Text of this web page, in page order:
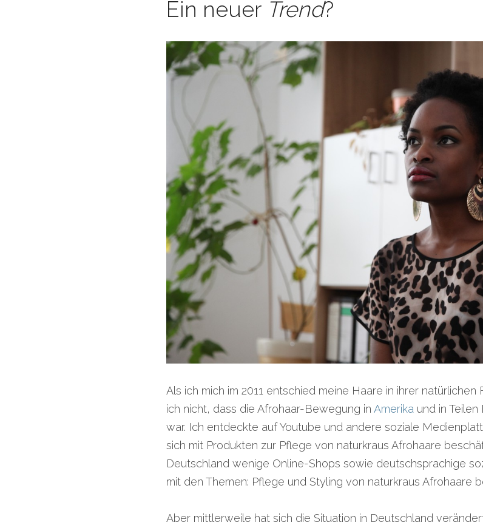
Ein neuer Trend?
Als ich mich im 2011 entschied meine Haare in ihrer
ich nicht, dass die Afrohaar-Bewegung in Amerika und in
war. Ich entdeckte auf Youtube und andere soziale
sich mit Produkten zur Pflege von naturkraus Afrohaare
Deutschland wenige Online-Shops sowie deutschsprachige
mit den Themen: Pflege und Styling von naturkraus Afrohaare
Aber mittlerweile hat sich die Situation in Deutschland